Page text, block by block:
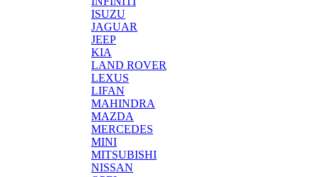
ISUZU
JAGUAR
JEEP
KIA
LAND ROVER
LEXUS
LIFAN
MAHINDRA
MAZDA
MERCEDES
MINI
MITSUBISHI
NISSAN